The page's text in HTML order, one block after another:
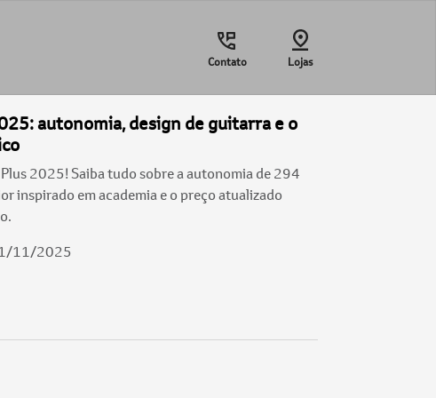
Contato Lojas
autonomia, design de guitarra e o
Plus 2025! Saiba tudo sobre a autonomia de 294
inspirado em academia e o preço atualizado
11/2025